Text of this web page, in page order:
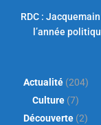
RDC :
l’année
Actualité(204)
Culture (7)
Découverte (2)